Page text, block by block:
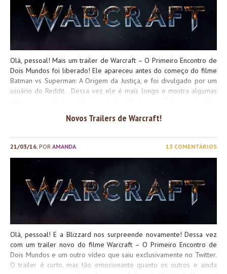
Olá, pessoal! Mais um trailer de Warcraft – O Primeiro Encontro de
Dois Mundos foi liberado! Ele apareceu antes do começo do filme
Batman vs Superman: A Origem da Justiça, e foi divulgado por um
usuário do Reddit. Dessa vez ele é mais longo e mostra algumas
Update: O vídeo foi retirado do youtube por direitos autorais, mas
bem parecido com o primeiro trailer divulgado ano passado, com
algumas cenas extras e mudanças na iluminação e finalização.
Parece mais ‘polido’ que a versão anterior. O WoWHead também
publicou algumas imagens do trailer: O que acharam? Continuam
empolgados? Não se esqueçam que o filme estreia dia 10 de
Junho nos cinemas!
P.S. da Eikani: rolou uma mudança no...
Novos Trailers de Warcraft!
21/03/16 , POR AMANDA 13 COMENTÁRIOS
Olá, pessoal! E a Blizzard nos surpreende novamente! Dessa vez
com um trailer novo do filme Warcraft – O Primeiro Encontro de
Dois Mundos e um outro vídeo que saiu exclusivamente no Twitter.
O trailer é curto, mas tão emocionante quanto os outros e ainda